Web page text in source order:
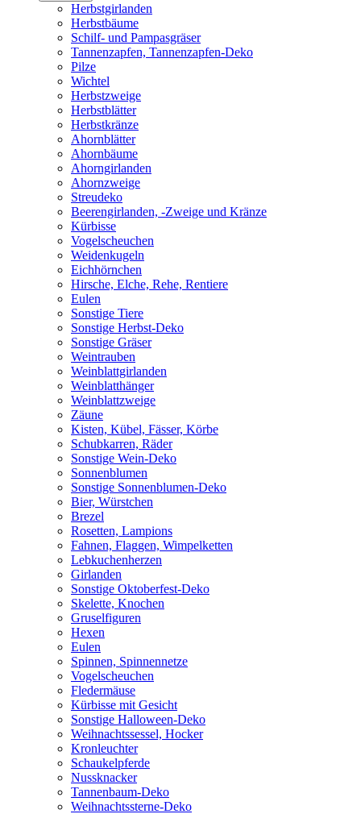
Herbstgirlanden
Herbstbäume
Schilf- und Pampasgräser
Tannenzapfen, Tannenzapfen-Deko
Pilze
Wichtel
Herbstzweige
Herbstblätter
Herbstkränze
Ahornblätter
Ahornbäume
Ahorngirlanden
Ahornzweige
Streudeko
Beerengirlanden, -Zweige und Kränze
Kürbisse
Vogelscheuchen
Weidenkugeln
Eichhörnchen
Hirsche, Elche, Rehe, Rentiere
Eulen
Sonstige Tiere
Sonstige Herbst-Deko
Sonstige Gräser
Weintrauben
Weinblattgirlanden
Weinblatthänger
Weinblattzweige
Zäune
Kisten, Kübel, Fässer, Körbe
Schubkarren, Räder
Sonstige Wein-Deko
Sonnenblumen
Sonstige Sonnenblumen-Deko
Bier, Würstchen
Brezel
Rosetten, Lampions
Fahnen, Flaggen, Wimpelketten
Lebkuchenherzen
Girlanden
Sonstige Oktoberfest-Deko
Skelette, Knochen
Gruselfiguren
Hexen
Eulen
Spinnen, Spinnennetze
Vogelscheuchen
Fledermäuse
Kürbisse mit Gesicht
Sonstige Halloween-Deko
Weihnachtssessel, Hocker
Kronleuchter
Schaukelpferde
Nussknacker
Tannenbaum-Deko
Weihnachtssterne-Deko